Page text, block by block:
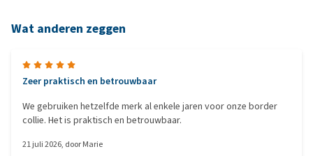
Wat anderen zeggen
Zeer praktisch en betrouwbaar
We gebruiken hetzelfde merk al enkele jaren voor onze border
collie. Het is praktisch en betrouwbaar.
21 juli 2026, doorMarie